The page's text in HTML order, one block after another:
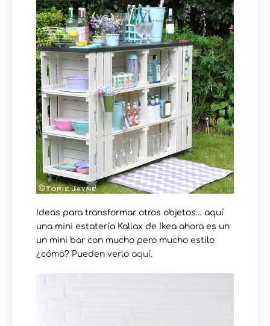
Ideas para transformar otros objetos… aquí
una mini estatería Kallax de Ikea ahora es un
un mini bar con mucho pero mucho estilo
¿cómo? Pueden verlo aquí.